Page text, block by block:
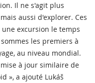
Il ne s'agit plus
aussi d'explorer. Ces
excursion le temps
les premiers à
au niveau mondial.
à jour similaire de
», a ajouté Lukáš